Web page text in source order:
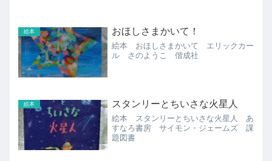
絵本 おほしさまかいて！
絵本 おほしさまかいて エリックカー
ル さのようこ 偕成社
絵本 スタンリーとちいさな火星人
絵本 スタンリーとちいさな火星人 あ
すなろ書房 サイモン・ジェームズ 課
題図書